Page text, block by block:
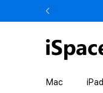
Mac iPad